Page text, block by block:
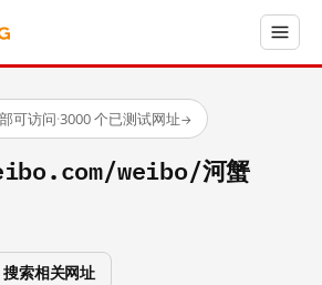
可访问·3000 个已测试网址→
weibo/河蟹
搜索相关网址